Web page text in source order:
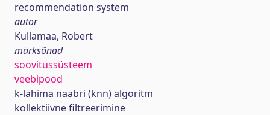
recommendation system
autor
Kullamaa, Robert
märksõnad
soovitussüsteem
veebipood
k-lähima naabri (knn) algoritm
kollektiivne filtreerimine